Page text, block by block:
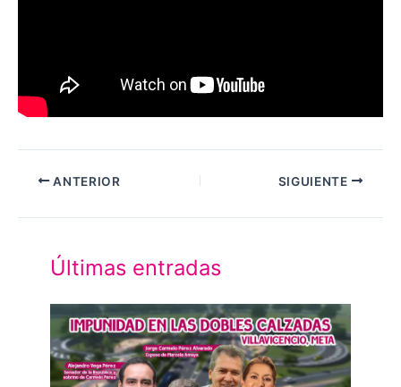
ANTERIOR SIGUIENTE
Últimas entradas